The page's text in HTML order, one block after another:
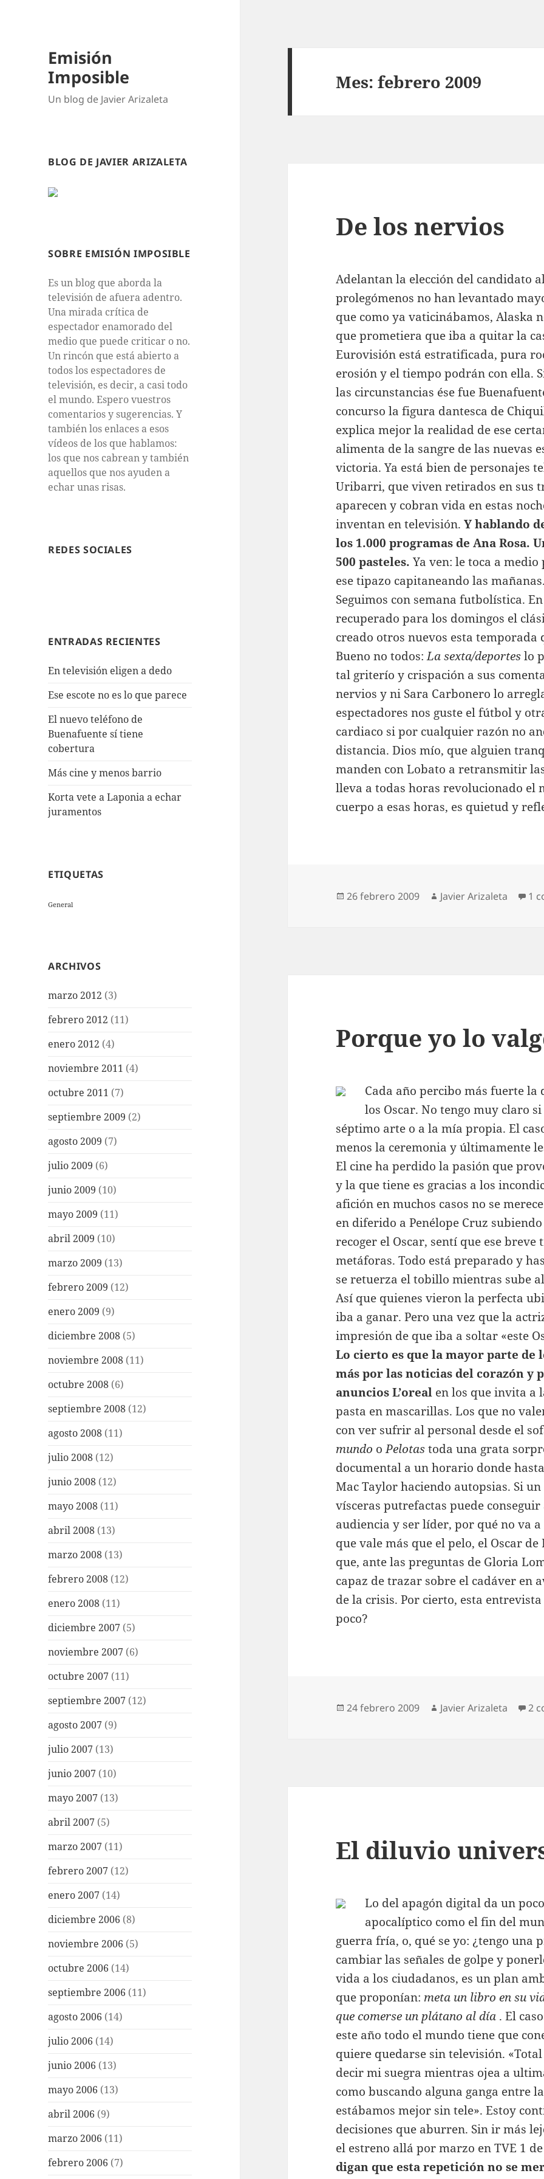
Emisión
Imposible
Un blog de Javier Arizaleta
BLOG DE JAVIER ARIZALETA
SOBRE EMISIÓN IMPOSIBLE
Es un blog que aborda la
televisión de afuera adentro.
Una mirada crítica de
espectador enamorado del
medio que puede criticar o no.
Un rincón que está abierto a
todos los espectadores de
televisión, es decir, a casi todo
el mundo. Espero vuestros
comentarios y sugerencias. Y
también los enlaces a esos
vídeos de los que hablamos:
los que nos cabrean y también
aquellos que nos ayuden a
echar unas risas.
REDES SOCIALES
ENTRADAS RECIENTES
En televisión eligen a dedo
Ese escote no es lo que parece
El nuevo teléfono de
Buenafuente sí tiene
cobertura
Más cine y menos barrio
Korta vete a Laponia a echar
juramentos
ETIQUETAS
General
ARCHIVOS
marzo 2012 (3)
febrero 2012 (11)
enero 2012 (4)
noviembre 2011 (4)
octubre 2011 (7)
septiembre 2009 (2)
agosto 2009 (7)
julio 2009 (6)
junio 2009 (10)
mayo 2009 (11)
abril 2009 (10)
marzo 2009 (13)
febrero 2009 (12)
enero 2009 (9)
diciembre 2008 (5)
noviembre 2008 (11)
octubre 2008 (6)
septiembre 2008 (12)
agosto 2008 (11)
julio 2008 (12)
junio 2008 (12)
mayo 2008 (11)
abril 2008 (13)
marzo 2008 (13)
febrero 2008 (12)
enero 2008 (11)
diciembre 2007 (5)
noviembre 2007 (6)
octubre 2007 (11)
septiembre 2007 (12)
agosto 2007 (9)
julio 2007 (13)
junio 2007 (10)
mayo 2007 (13)
abril 2007 (5)
marzo 2007 (11)
febrero 2007 (12)
enero 2007 (14)
diciembre 2006 (8)
noviembre 2006 (5)
octubre 2006 (14)
septiembre 2006 (11)
agosto 2006 (14)
julio 2006 (14)
junio 2006 (13)
mayo 2006 (13)
abril 2006 (9)
marzo 2006 (11)
febrero 2006 (7)
Mes:febrero 2009
De los nervios
Adelantan la elección del candidato
prolegómenos no han levantado
que como ya vaticinábamos, Alaska
que prometiera que iba a quitar la
Eurovisión está estratificada, pura
erosión y el tiempo podrán con ella.
las circunstancias ése fue
concurso la figura dantesca de
explica mejor la realidad de ese
alimenta de la sangre de las nuevas
victoria. Ya está bien de personajes
Uribarri, que viven retirados en sus
aparecen y cobran vida en estas
inventan en televisión.Y hablando
los 1.000 programas de Ana Rosa.
500 pasteles.Ya ven: le toca a
ese tipazo capitaneando las mañanas.
Seguimos con semana futbolística.
recuperado para los domingos el
creado otros nuevos esta
Bueno no todos:La sexta/deporteslo
tal griterío y crispación a sus
nervios y ni Sara Carbonero lo
espectadores nos guste el fútbol y
cardiaco si por cualquier razón no
distancia. Dios mío, que alguien
manden con Lobato a retransmitir
lleva a todas horas revolucionado el
cuerpo a esas horas, es quietud y
Publicado
26 febrero 2009 Autor
Javier Arizaleta 1
Porque yo lo
Cada año percibo más fuerte la
los Oscar. No tengo muy claro
séptimo arte o a la mía propia. El
menos la ceremonia y últimamente
El cine ha perdido la pasión que
y la que tiene es gracias a los
afición en muchos casos no se
en diferido a Penélope Cruz
recoger el Oscar, sentí que ese
metáforas. Todo está preparado y
se retuerza el tobillo mientras sube
Así que quienes vieron la perfecta
iba a ganar. Pero una vez que la
impresión de que iba a soltar «este
Lo cierto es que la mayor parte de
más por las noticias del corazón y
anuncios L’oreal en los que invita a
pasta en mascarillas. Los que no
con ver sufrir al personal desde el
mundo oPelotastoda una grata
documental a un horario donde
Mac Taylor haciendo autopsias. Si
vísceras putrefactas puede
audiencia y ser líder, por qué no va
que vale más que el pelo, el Oscar
que, ante las preguntas de Gloria
capaz de trazar sobre el cadáver en
de la crisis. Por cierto, esta
poco?
Publicado
24 febrero 2009 Autor
Javier Arizaleta 2
El diluvio
Lo del apagón digital da un
apocalíptico como el fin del
guerra fría, o, qué se yo: ¿tengo una
cambiar las señales de golpe y
vida a los ciudadanos, es un plan
que proponían: meta un libro en su
que comerse un plátano al día . El
este año todo el mundo tiene que
quiere quedarse sin televisión.
decir mi suegra mientras ojea a
como buscando alguna ganga entre
estábamos mejor sin tele». Estoy
decisiones que aburren. Sin ir más
el estreno allá por marzo en TVE 1
digan que esta repetición no se